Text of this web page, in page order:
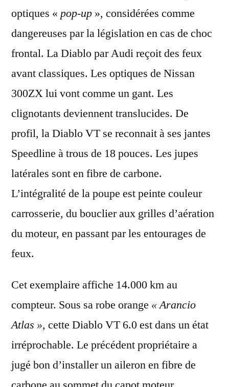
optiques « pop-up », considérées comme
dangereuses par la législation en cas de choc
frontal. La Diablo par Audi reçoit des feux
avant classiques. Les optiques de Nissan
300ZXlui vont comme un gant. Les
clignotants deviennenttranslucides. De
profil, la Diablo VT se reconnait à ses jantes
Speedline à trous de 18 pouces. Les jupes
latérales sont enfibre de carbone.
L’intégralité de la poupe estpeinte couleur
carrosserie, du bouclier aux grilles d’aération
du moteur, en passant par les entourages de
feux.
Cet exemplaire affiche 14.000 kmau
compteur. Sous sarobe orange « Arancio
Atlas », cette Diablo VT 6.0 est dans unétat
irréprochable. Le précédent propriétaire a
jugé bon d’installer unaileron en fibre de